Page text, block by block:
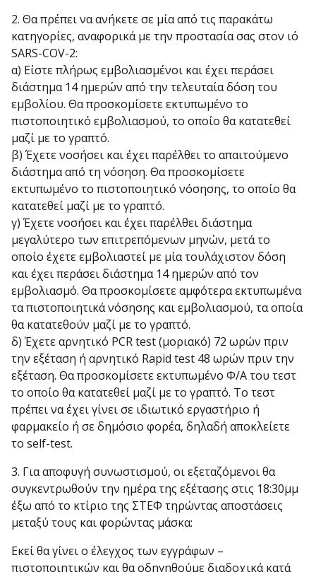
2. Θα πρέπει να ανήκετε σε μία από τις παρακάτω
κατηγορίες, αναφορικά με την προστασία σας στον ιό
SARS-COV-2:
α) Είστε πλήρως εμβολιασμένοι και έχει περάσει
διάστημα 14 ημερών από την τελευταία δόση του
εμβολίου. Θα προσκομίσετε εκτυπωμένο το
πιστοποιητικό εμβολιασμού, το οποίο θα κατατεθεί
μαζί με το γραπτό.
β) Έχετε νοσήσει και έχει παρέλθει το απαιτούμενο
διάστημα από τη νόσηση. Θα προσκομίσετε
εκτυπωμένο το πιστοποιητικό νόσησης, το οποίο θα
κατατεθεί μαζί με το γραπτό.
γ) Έχετε νοσήσει και έχει παρέλθει διάστημα
μεγαλύτερο των επιτρεπόμενων μηνών, μετά το
οποίο έχετε εμβολιαστεί με μία τουλάχιστον δόση
και έχει περάσει διάστημα 14 ημερών από τον
εμβολιασμό. Θα προσκομίσετε αμφότερα εκτυπωμένα
τα πιστοποιητικά νόσησης και εμβολιασμού, τα οποία
θα κατατεθούν μαζί με το γραπτό.
δ) Έχετε αρνητικό PCR test (μοριακό) 72 ωρών πριν
την εξέταση ή αρνητικό Rapid test 48 ωρών πριν την
εξέταση. Θα προσκομίσετε εκτυπωμένο Φ/Α του τεστ
το οποίο θα κατατεθεί μαζί με το γραπτό. Το τεστ
πρέπει να έχει γίνει σε ιδιωτικό εργαστήριο ή
φαρμακείο ή σε δημόσιο φορέα, δηλαδή αποκλείετε
το self-test.
3. Για αποφυγή συνωστισμού, οι εξεταζόμενοι θα
συγκεντρωθούν την ημέρα της εξέτασης στις 18:30μμ
έξω από το κτίριο της ΣΤΕΦ τηρώντας αποστάσεις
μεταξύ τους και φορώντας μάσκα:
Εκεί θα γίνει ο έλεγχος των εγγράφων –
πιστοποιητικών και θα οδηγηθούμε διαδοχικά κατά